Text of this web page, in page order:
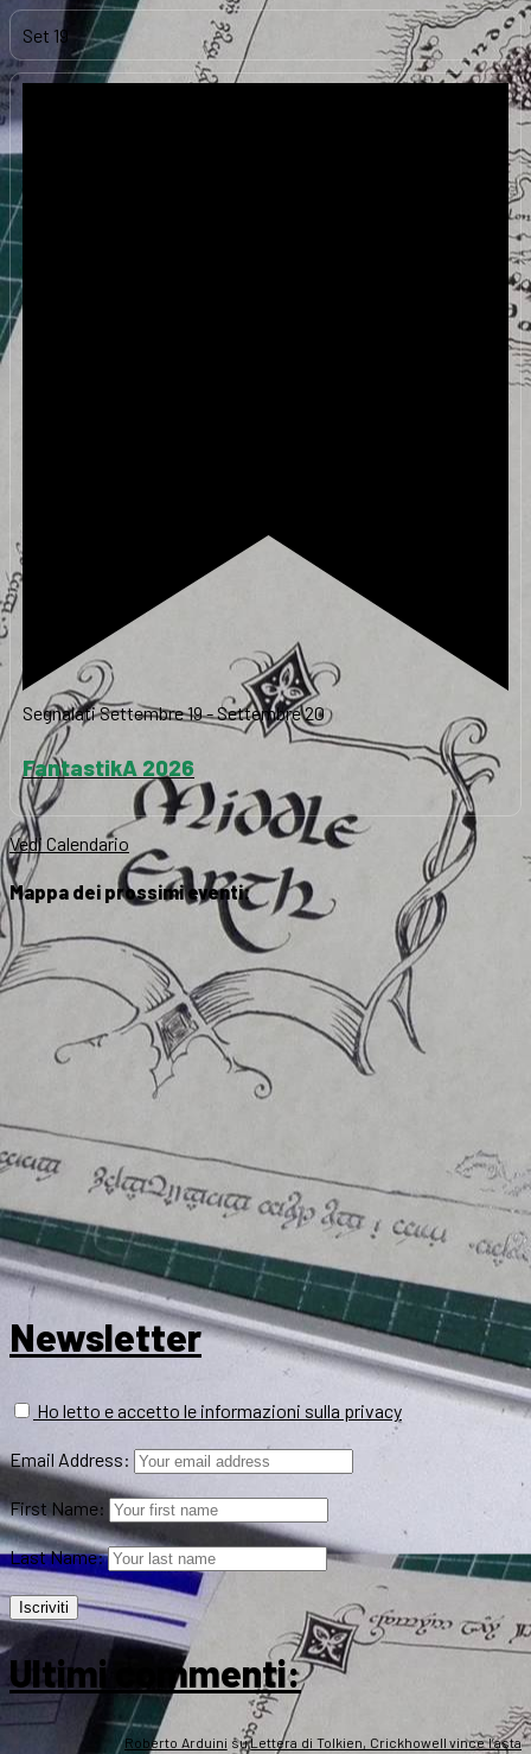
Set 19
SegnalatiSettembre 19-Settembre 20
FantastikA 2026
Vedi Calendario
Mappa dei prossimi eventi:
Newsletter
Ho letto e accetto le informazioni sulla privacy
Email Address:
First Name:
Last Name:
Ultimi commenti:
Roberto Arduini suLettera di Tolkien, Crickhowell vince l’asta